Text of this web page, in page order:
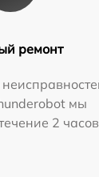
ремонт
мы
2